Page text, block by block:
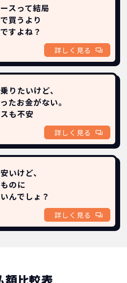
スって結局
買うより
すよね？
詳しく見る
りたいけど、
たお金がない。
も不安
詳しく見る
いけど、
のに
んでしょ？
詳しく見る